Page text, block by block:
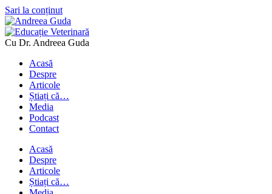
Sari la conținut
Cu Dr. Andreea Guda
Acasă
Despre
Articole
Știați că…
Media
Podcast
Contact
Acasă
Despre
Articole
Știați că…